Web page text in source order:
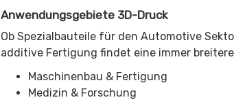
Anwendungsgebiete 3D-Druck
Ob Spezialbauteile für den Automotive
additive Fertigung findet eine immer
Maschinenbau & Fertigung
Medizin & Forschung